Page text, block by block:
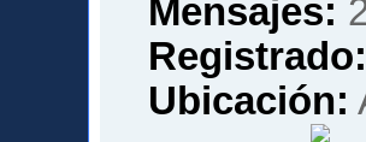
Mensajes:
Registrado:
Ubicación: